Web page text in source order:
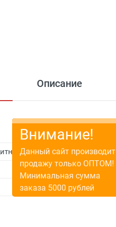
Описание
очки
Внимание!
Данный сайт производит
продажу только ОПТОМ!
Минимальная сумма
заказа 5000 рублей